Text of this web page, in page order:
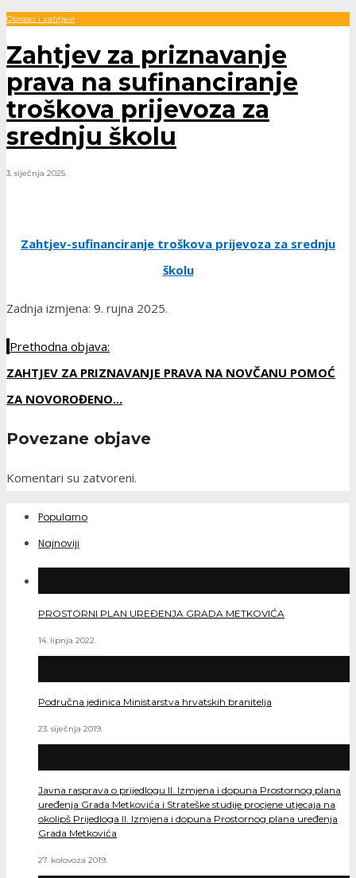
Obrasci i zahtjevi
Zahtjev za priznavanje
prava na sufinanciranje
troškova prijevoza za
srednju školu
3. siječnja 2025.
Zahtjev-sufinanciranje troškova prijevoza za srednju
školu
Zadnja izmjena: 9. rujna 2025.
Prethodna objava:
ZAHTJEV ZA PRIZNAVANJE PRAVA NA NOVČANU POMOĆ
ZA NOVOROĐENO...
Povezane objave
Komentari su zatvoreni.
Popularno
Najnoviji
PROSTORNI PLAN UREĐENJA GRADA METKOVIĆA
14. lipnja 2022.
Područna jedinica Ministarstva hrvatskih branitelja
23. siječnja 2019.
Javna rasprava o prijedlogu II. Izmjena i dopuna Prostornog plana
uređenja Grada Metkovića i Strateške studije procjene utjecaja na
okolipš Prijedloga II. Izmjena i dopuna Prostornog plana uređenja
Grada Metkovića
27. kolovoza 2019.